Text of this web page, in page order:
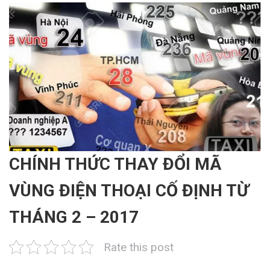
CHÍNH THỨC THAY ĐỔI MÃ
VÙNG ĐIỆN THOẠI CỐ ĐỊNH TỪ
THÁNG 2 – 2017
Rate this post